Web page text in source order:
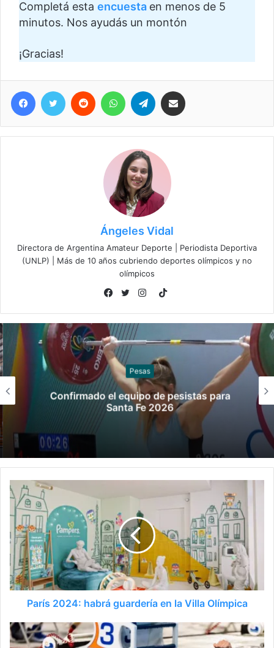
Completá esta encuesta en menos de 5
minutos. Nos ayudás un montón
¡Gracias!
Facebook
Twitter Reddit WhatsAppTelegram
Ángeles Vidal
Directora de Argentina Amateur Deporte | Periodista Deportiva
(UNLP) | Más de 10 años cubriendo deportes olímpicos y no
olímpicos
TikTok
Pesas
Confirmado el equipo de pesistas para
Santa Fe 2026
París 2024: habrá guardería en la Villa Olímpica